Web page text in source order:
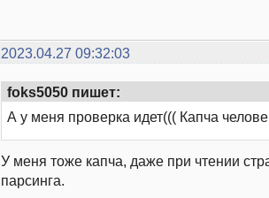
2023.04.27 09:32:03
foks5050 пишет:
А у меня проверка идет((( Капча
У меня тоже капча, даже при чтении
парсинга.